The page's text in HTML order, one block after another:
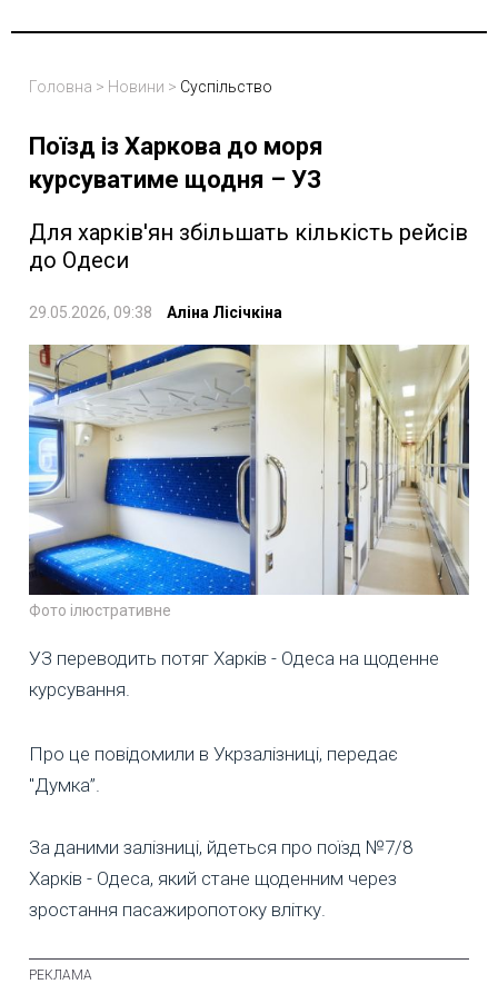
Головна > Новини > Суспільство
Поїзд із Харкова до моря
курсуватиме щодня – УЗ
Для харків'ян збільшать кількість рейсів
до Одеси
29.05.2026, 09:38 Аліна Лісічкіна
Фото ілюстративне
УЗ переводить потяг Харків - Одеса на щоденне
курсування.
Про це повідомили в Укрзалізниці, передає
"Думка”.
За даними залізниці, йдеться про поїзд №7/8
Харків - Одеса, який стане щоденним через
зростання пасажиропотоку влітку.